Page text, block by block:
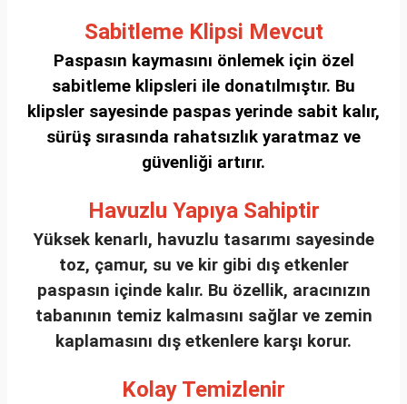
Sabitleme Klipsi Mevcut
Paspasın kaymasını önlemek için özel
sabitleme klipsleri ile donatılmıştır. Bu
klipsler sayesinde paspas yerinde sabit kalır,
sürüş sırasında rahatsızlık yaratmaz ve
güvenliği artırır.
Havuzlu Yapıya Sahiptir
Yüksek kenarlı, havuzlu tasarımı sayesinde
toz, çamur, su ve kir gibi dış etkenler
paspasın içinde kalır. Bu özellik, aracınızın
tabanının temiz kalmasını sağlar ve zemin
kaplamasını dış etkenlere karşı korur.
Kolay Temizlenir